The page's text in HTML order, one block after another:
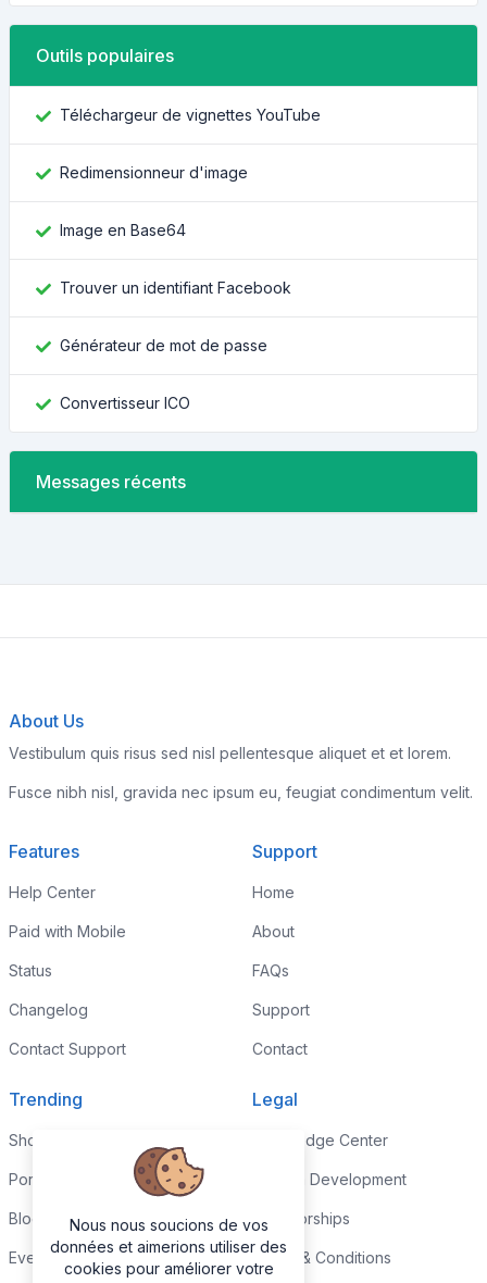
Outils populaires
Téléchargeur de vignettes YouTube
Redimensionneur d'image
Image en Base64
Trouver un identifiant Facebook
Générateur de mot de passe
Convertisseur ICO
Messages récents
About Us
Vestibulum quis risus sed nisl pellentesque aliquet et et lorem.
Fusce nibh nisl, gravida nec ipsum eu, feugiat condimentum velit.
Features
Help Center
Paid with Mobile
Status
Changelog
Contact Support
Support
Home
About
FAQs
Support
Contact
Trending
Shop
Portfolio
Blog
Events
Legal
Knowledge Center
Custom Development
Sponsorships
Terms & Conditions
Nous nous soucions de vos
données et aimerions utiliser des
cookies pour améliorer votre